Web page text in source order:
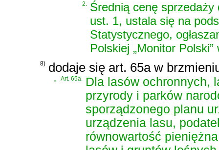
2. Średnią cenę
ust. 1, ustala się na
Statystycznego,
Polskiej „Monitor
8) dodaje się art. 65a w
Art. 65a.
Dla lasów ochronnych,
przyrody i parków
sporządzonego planu
urządzenia lasu,
równowartość